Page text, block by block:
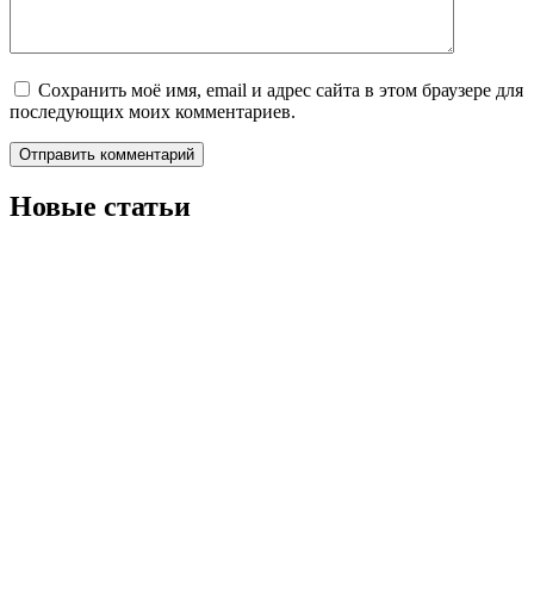
Сохранить моё имя, email и адрес сайта в этом браузере для
последующих моих комментариев.
Новые статьи